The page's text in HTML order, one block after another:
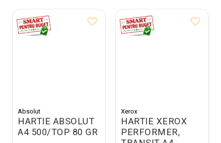
Absolut
HARTIE ABSOLUT
A4 500/TOP 80 GR
Xerox
HARTIE XEROX
PERFORMER,